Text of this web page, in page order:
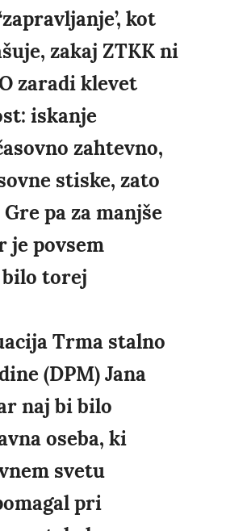
kot
zakaj ZTKK ni
zaradi klevet
iskanje
zahtevno,
stiske, zato
pa za manjše
je povsem
bilo torej
Trma stalno
(DPM) Jana
naj bi bilo
oseba, ki
svetu
pri